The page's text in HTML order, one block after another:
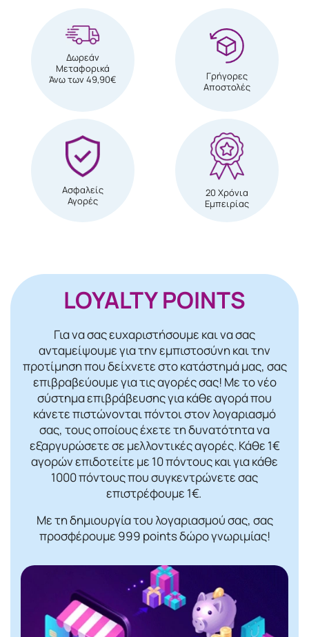
Δωρεάν
Μεταφορικά
Άνω των 49,90€
Γρήγορες
Αποστολές
Ασφαλείς
Αγορές
20 Χρόνια
Εμπειρίας
LOYALTY POINTS
Για να σας ευχαριστήσουμε και να σας
ανταμείψουμε για την εμπιστοσύνη και την
προτίμηση που δείχνετε στο κατάστημά μας, σας
επιβραβεύουμε για τις αγορές σας! Mε το νέο
σύστημα επιβράβευσης για κάθε αγορά που
κάνετε πιστώνονται πόντοι στον λογαριασμό
σας, τους οποίους έχετε τη δυνατότητα να
εξαργυρώσετε σε μελλοντικές αγορές. Κάθε 1€
αγορών επιδοτείτε με 10 πόντους και για κάθε
1000 πόντους που συγκεντρώνετε σας
επιστρέφουμε 1€.
Με τη δημιουργία του λογαριασμού σας, σας
προσφέρουμε 999 points δώρο γνωριμίας!